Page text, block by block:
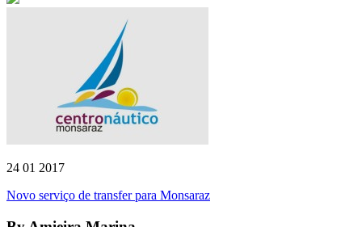
24 01 2017
Novo serviço de transfer para Monsaraz